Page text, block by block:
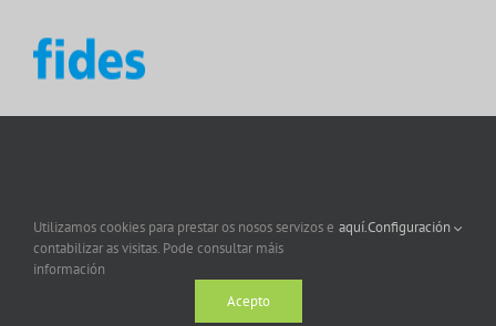
Utilizamos cookies para prestar os nosos servizos e
contabilizar as visitas. Pode consultar máis
información
aquí.Configuración
Acepto